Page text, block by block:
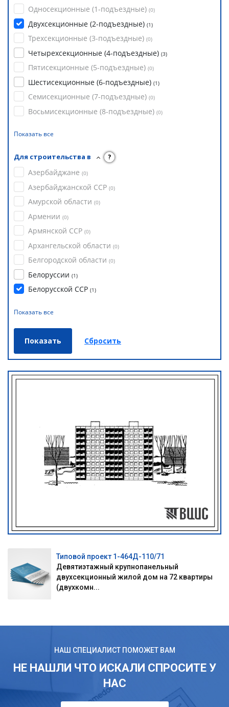
Односекционные (1-подъездные) (0)
Двухсекционные (2-подъездные) (1)
Трехсекционные (3-подъездные) (0)
Четырехсекционные (4-подъездные) (3)
Пятисекционные (5-подъездные) (0)
Шестисекционные (6-подъездные) (1)
Семисекционные (7-подъездные) (0)
Восьмисекционные (8-подъездные) (0)
Показать все
Для строительства в ?
Азербайджане (0)
Азербайджанской ССР (0)
Амурской области (0)
Армении (0)
Армянской ССР (0)
Архангельской области (0)
Белгородской области (0)
Белоруссии (1)
Белорусской ССР (1)
Показать все
Типовой проект 1-464Д-110/71
Девятиэтажный крупнопанельный
двухсекционный жилой дом на 72 квартиры
(двухкомн...
НАШ СПЕЦИАЛИСТ ПОМОЖЕТ ВАМ
НЕ НАШЛИ ЧТО ИСКАЛИ СПРОСИТЕ У
НАС